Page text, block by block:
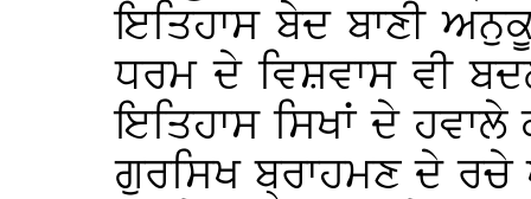
ਇਤਿਹਾਸ ਬੇਦ ਬਾਣੀ
ਧਰਮ ਦੇ ਵਿਸ਼ਵਾਸ ਵੀ
ਇਤਿਹਾਸ ਸਿਖਾਂ ਦੇ
ਗੁਰਸਿਖ ਬ੍ਰਾਹਮਣ ਦੇ